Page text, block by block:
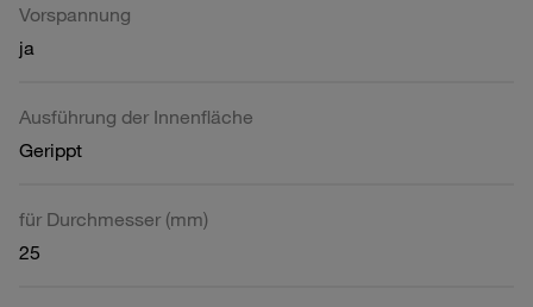
Vorspannung
ja
Ausführung der Innenfläche
Gerippt
für Durchmesser (mm)
25